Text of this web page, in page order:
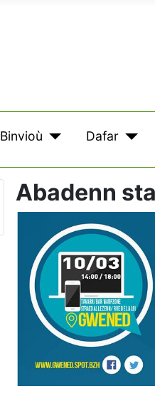
Binvioù Dafar
Abadenn